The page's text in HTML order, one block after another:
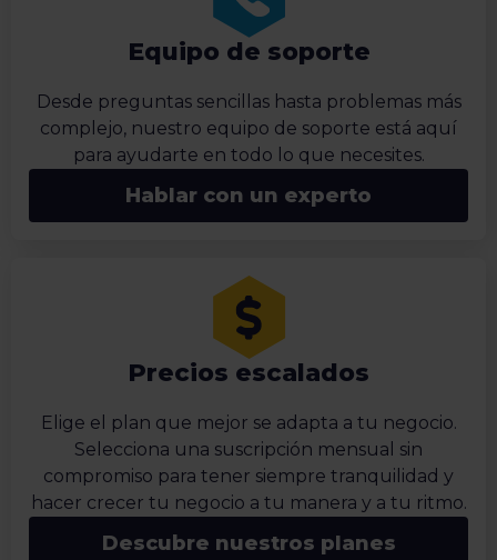
Equipo de soporte
Desde preguntas sencillas hasta problemas más
complejo, nuestro equipo de soporte está aquí
para ayudarte en todo lo que necesites.
Hablar con un experto
Precios escalados
Elige el plan que mejor se adapta a tu negocio.
Selecciona una suscripción mensual sin
compromiso para tener siempre tranquilidad y
hacer crecer tu negocio a tu manera y a tu ritmo.
Descubre nuestros planes